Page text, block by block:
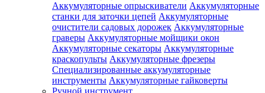
Аккумуляторные опрыскиватели Аккумуляторные
станки для заточки цепей Аккумуляторные
очистители садовых дорожек Аккумуляторные
граверы Аккумуляторные мойщики окон
Аккумуляторные секаторы Аккумуляторные
краскопульты Аккумуляторные фрезеры
Специализированные аккумуляторные
инструменты Аккумуляторные гайковерты
Ручной инструмент